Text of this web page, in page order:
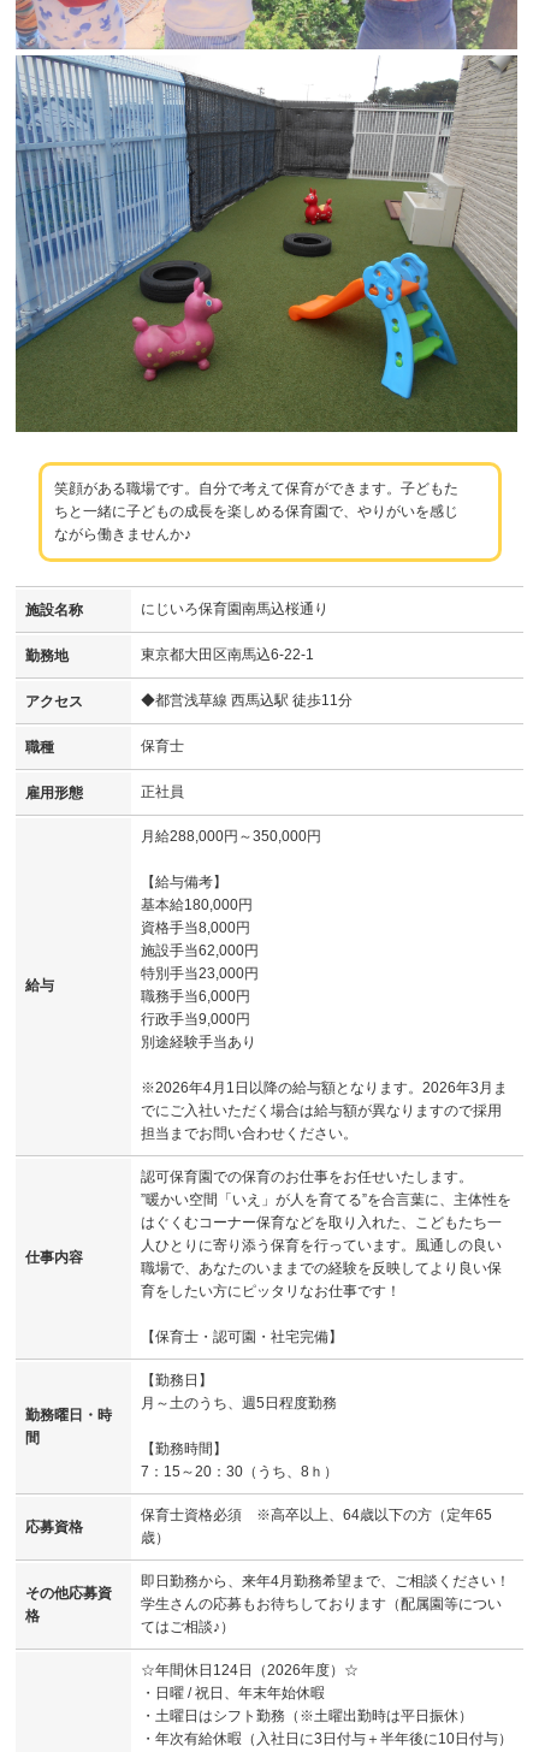
笑顔がある職場です。自分で考えて保育ができます。子どもた
ちと一緒に子どもの成長を楽しめる保育園で、やりがいを感じ
ながら働きませんか♪
施設名称 にじいろ保育園南馬込桜通り
勤務地 東京都大田区南馬込6-22-1
アクセス ◆都営浅草線 西馬込駅 徒歩11分
職種 保育士
雇用形態 正社員
給与
月給288,000円～350,000円
【給与備考】
基本給180,000円
資格手当8,000円
施設手当62,000円
特別手当23,000円
職務手当6,000円
行政手当9,000円
別途経験手当あり
※2026年4月1日以降の給与額となります。2026年3月ま
でにご入社いただく場合は給与額が異なりますので採用
担当までお問い合わせください。
仕事内容
認可保育園での保育のお仕事をお任せいたします。
”暖かい空間「いえ」が人を育てる”を合言葉に、主体性を
はぐくむコーナー保育などを取り入れた、こどもたち一
人ひとりに寄り添う保育を行っています。風通しの良い
職場で、あなたのいままでの経験を反映してより良い保
育をしたい方にピッタリなお仕事です！
【保育士・認可園・社宅完備】
勤務曜日・時
間
【勤務日】
月～土のうち、週5日程度勤務
【勤務時間】
7：15～20：30（うち、8ｈ）
応募資格
保育士資格必須 ※高卒以上、64歳以下の方（定年65
歳）
その他応募資
格
即日勤務から、来年4月勤務希望まで、ご相談ください！
学生さんの応募もお待ちしております（配属園等につい
てはご相談♪）
☆年間休日124日（2026年度）☆
・日曜 / 祝日、年末年始休暇
・土曜日はシフト勤務（※土曜出勤時は平日振休）
・年次有給休暇（入社日に3日付与＋半年後に10日付与）